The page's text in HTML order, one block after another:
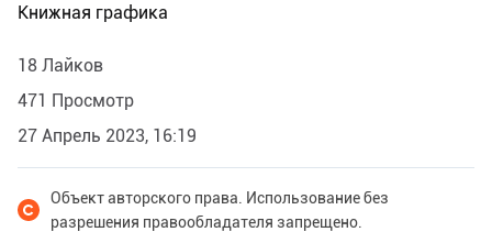
Книжная графика
18 Лайков
471 Просмотр
27 Апрель 2023, 16:19
Объект авторского права. Использование без
разрешения правообладателя запрещено.